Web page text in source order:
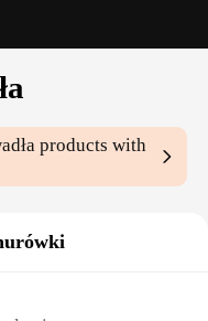
products with